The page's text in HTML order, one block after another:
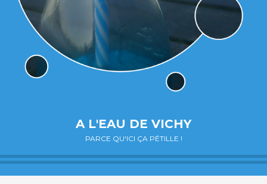
A L'EAU DE VICHY
PARCE QU'ICI ÇA PÉTILLE !